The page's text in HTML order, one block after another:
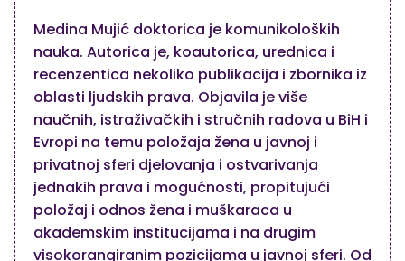
Medina Mujić doktorica je komunikoloških
nauka. Autorica je, koautorica, urednica i
recenzentica nekoliko publikacija i zbornika iz
oblasti ljudskih prava. Objavila je više
naučnih, istraživačkih i stručnih radova u BiH i
Evropi na temu položaja žena u javnoj i
privatnoj sferi djelovanja i ostvarivanja
jednakih prava i mogućnosti, propitujući
položaj i odnos žena i muškaraca u
akademskim institucijama i na drugim
visokorangiranim pozicijama u javnoj sferi. Od